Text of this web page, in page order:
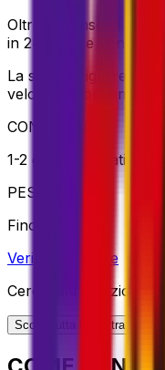
Oltre la consegna
in 24-72 ore con
La scelta migliore per
velocità è fondamentale
CONSEGNA
1-2 giorni lavorativi
PESO
Fino a 70kg
Verifica opzione
Cerchi altre opzioni di
Scopri tutta la nostra